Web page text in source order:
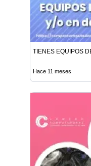
TIENES EQUIPOS
Hace 11 meses